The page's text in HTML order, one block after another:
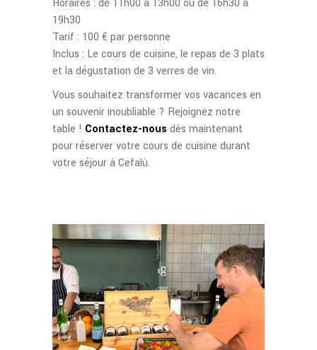
Horaires : de 11h00 à 13h00 ou de 16h30 à
19h30
Tarif : 100 € par personne
Inclus : Le cours de cuisine, le repas de 3 plats
et la dégustation de 3 verres de vin.
Vous souhaitez transformer vos vacances en
un souvenir inoubliable ? Rejoignez notre
table ! Contactez-nous dès maintenant
pour réserver votre cours de cuisine durant
votre séjour à Cefalù.